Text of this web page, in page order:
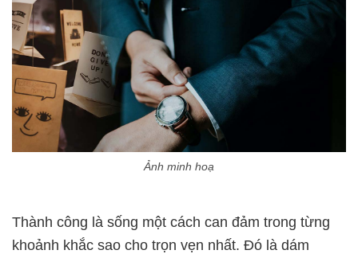
Ảnh minh hoạ
Thành công là sống một cách can đảm trong từng
khoảnh khắc sao cho trọn vẹn nhất. Đó là dám